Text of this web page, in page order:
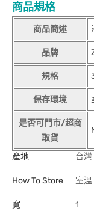
商品規格
商品簡述
品牌
規格
保存環境
是否可門市/超商
取貨
產地 台灣
How To Store 室溫
寬 1